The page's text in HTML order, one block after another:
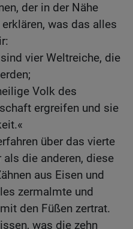
der in der Nähe
was das alles
vier Weltreiche, die
Volk des
ergreifen und sie
über das vierte
als die anderen, diese
aus Eisen und
zermalmte und
den Füßen zertrat.
was die zehn